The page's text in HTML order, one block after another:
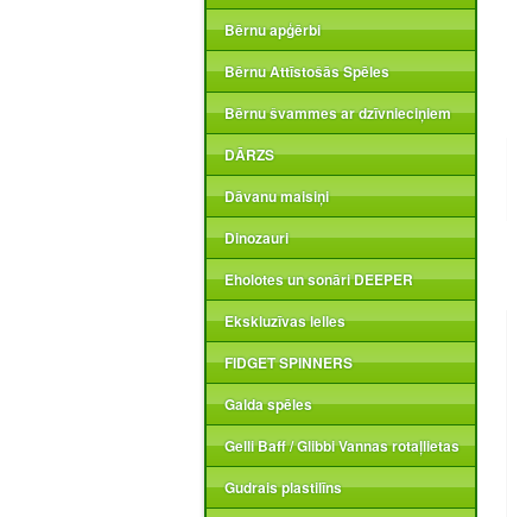
Bērnu apģērbi
Bērnu Attīstošās Spēles
Bērnu švammes ar dzīvnieciņiem
DĀRZS
Dāvanu maisiņi
Dinozauri
Eholotes un sonāri DEEPER
Ekskluzīvas lelles
FIDGET SPINNERS
Galda spēles
Gelli Baff / Glibbi Vannas rotaļlietas
Gudrais plastilīns